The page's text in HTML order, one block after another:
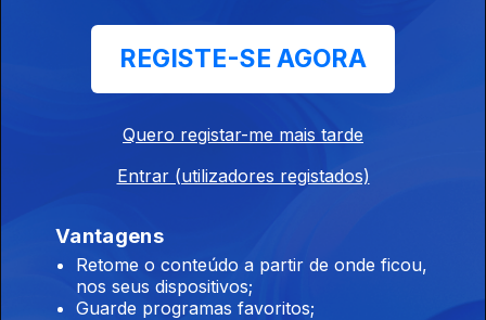
Ep. 10
26 set. 2022
Frei Bento
Vhils
REGISTE-SE AGORA
Quero registar-me mais tarde
Entrar (utilizadores registados)
Vantagens
Retome o conteúdo a partir de onde ficou,
nos seus dispositivos;
Guarde programas favoritos;